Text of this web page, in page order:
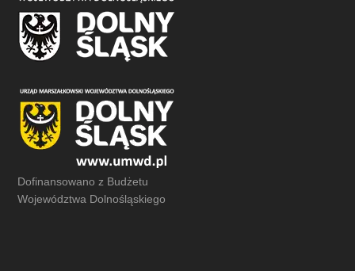
Dofinansowano z Budżetu
Województwa Dolnośląskiego